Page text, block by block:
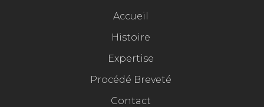
Accueil
Histoire
Expertise
Procédé Breveté
Contact